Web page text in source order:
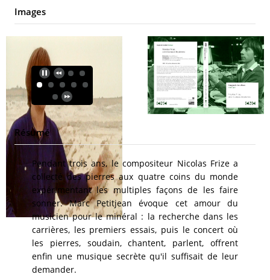
Images
Résumé
Pendant trois ans, le compositeur Nicolas Frize a
collecté des pierres aux quatre coins du monde
expérimentant les multiples façons de les faire
sonner. Marc Petitjean évoque cet amour du
musicien pour le minéral : la recherche dans les
carrières, les premiers essais, puis le concert où
les pierres, soudain, chantent, parlent, offrent
enfin une musique secrète qu'il suffisait de leur
demander.